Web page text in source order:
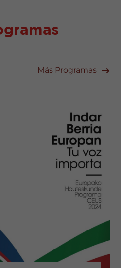
Más Programas